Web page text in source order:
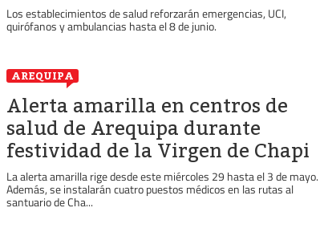
Los establecimientos de salud reforzarán emergencias, UCI,
quirófanos y ambulancias hasta el 8 de junio.
AREQUIPA
Alerta amarilla en centros de
salud de Arequipa durante
festividad de la Virgen de Chapi
La alerta amarilla rige desde este miércoles 29 hasta el 3 de mayo.
Además, se instalarán cuatro puestos médicos en las rutas al
santuario de Cha...